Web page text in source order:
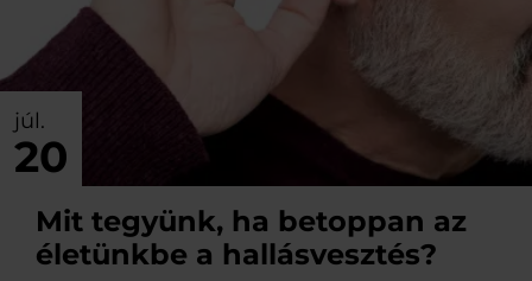
júl.
20
Mit tegyünk, ha betoppan az
életünkbe a hallásvesztés?